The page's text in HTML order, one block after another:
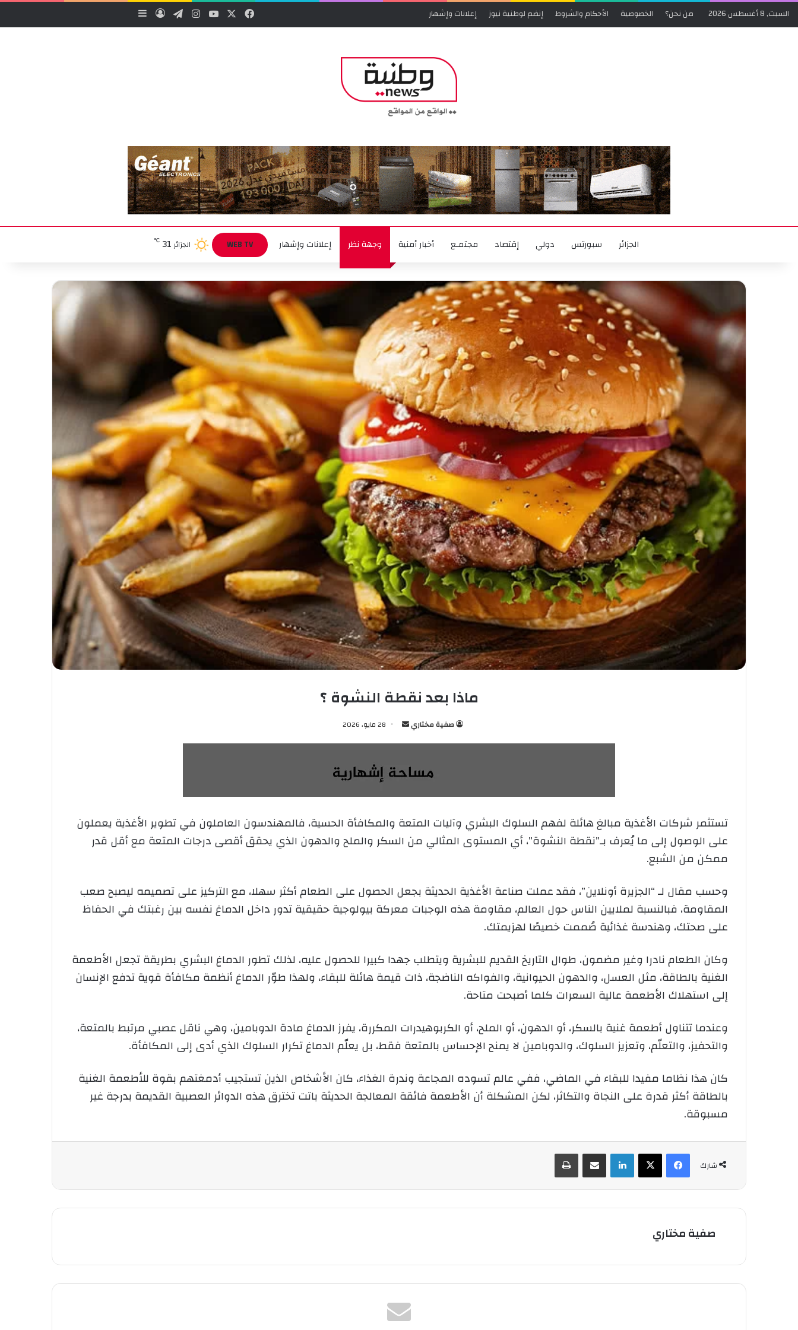
السبت, 8 أغسطس 2026 من نحن؟ الخصوصية الأحكام والشروط إنضم لوطنية نيوز إعلانات وإشهار فيسبوك ‫YouTubeانستقرامتيلقرامتسجيل الدخول
الجزائر سبورتس دولي إقتصاد مجتمـع أخبار أمنية وجهة نظر إعلانات وإشهار WEB TV الجزائر 31
℃
ماذا بعد نقطة النشوة ؟
صفية مختاري
ل
ب
ر
د
ا
ت
ر
ا
28 مايو، 2026
تستثمر شركات الأغذية مبالغ هائلة لفهم السلوك البشري وآليات المتعة والمكافأة الحسية، فالمهندسون العاملون في تطوير الأغذية يعملون
على الوصول إلى ما يُعرف بـ”نقطة النشوة”، أي المستوى المثالي من السكر والملح والدهون الذي يحقق أقصى درجات المتعة مع أقل قدر
ممكن من الشبع.
وحسب مقال لـ “الجزيرة أونلاين”، فقد عملت صناعة الأغذية الحديثة بجعل الحصول على الطعام أكثر سهلا، مع التركيز على تصميمه ليصبح صعب
المقاومة، فبالنسبة لملايين الناس حول العالم، مقاومة هذه الوجبات معركة بيولوجية حقيقية تدور داخل الدماغ نفسه بين رغبتك في الحفاظ
على صحتك، وهندسة غذائية صُممت خصيصًا لهزيمتك.
وكان الطعام نادرا وغير مضمون، طوال التاريخ القديم للبشرية ويتطلب جهدا كبيرا للحصول عليه، لذلك تطور الدماغ البشري بطريقة تجعل الأطعمة
الغنية بالطاقة، مثل العسل، والدهون الحيوانية، والفواكه الناضجة، ذات قيمة هائلة للبقاء، ولهذا طوّر الدماغ أنظمة مكافأة قوية تدفع الإنسان
إلى استهلاك الأطعمة عالية السعرات كلما أصبحت متاحة.
وعندما تتناول أطعمة غنية بالسكر، أو الدهون، أو الملح، أو الكربوهيدرات المكررة، يفرز الدماغ مادة الدوبامين، وهي ناقل عصبي مرتبط بالمتعة،
والتحفيز، والتعلّم، وتعزيز السلوك، والدوبامين لا يمنح الإحساس بالمتعة فقط، بل يعلّم الدماغ تكرار السلوك الذي أدى إلى المكافأة.
كان هذا نظاما مفيدا للبقاء في الماضي، ففي عالم تسوده المجاعة وندرة الغذاء، كان الأشخاص الذين تستجيب أدمغتهم بقوة للأطعمة الغنية
بالطاقة أكثر قدرة على النجاة والتكاثر، لكن المشكلة أن الأطعمة فائقة المعالجة الحديثة باتت تخترق هذه الدوائر العصبية القديمة بدرجة غير
مسبوقة.
شارك
فيسبوك لينكدإن شارك عبر الإيميل
صفية مختاري